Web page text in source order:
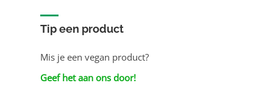
Tip een product
Mis je een vegan product?
Geef het aan ons door!